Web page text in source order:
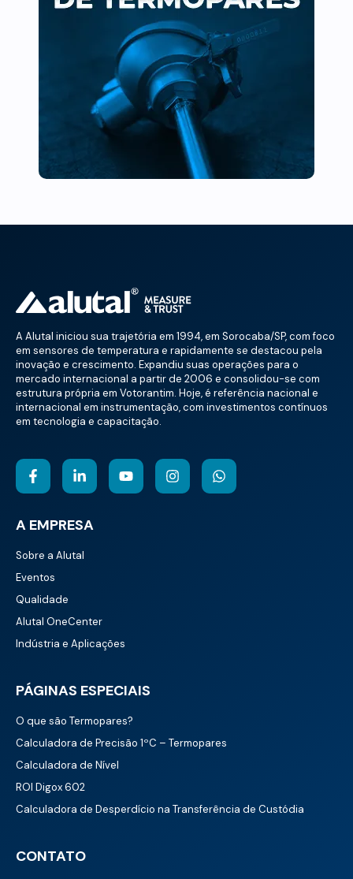
A Alutal iniciou sua trajetória em 1994, em Sorocaba/SP, com foco
em sensores de temperatura e rapidamente se destacou pela
inovação e crescimento. Expandiu suas operações para o
mercado internacional a partir de 2006 e consolidou-se com
estrutura própria em Votorantim. Hoje, é referência nacional e
internacional em instrumentação, com investimentos contínuos
em tecnologia e capacitação.
A EMPRESA
Sobre a Alutal
Eventos
Qualidade
Alutal OneCenter
Indústria e Aplicações
PÁGINAS ESPECIAIS
O que são Termopares?
Calculadora de Precisão 1ºC – Termopares
Calculadora de Nível
ROI Digox 602
Calculadora de Desperdício na Transferência de Custódia
CONTATO